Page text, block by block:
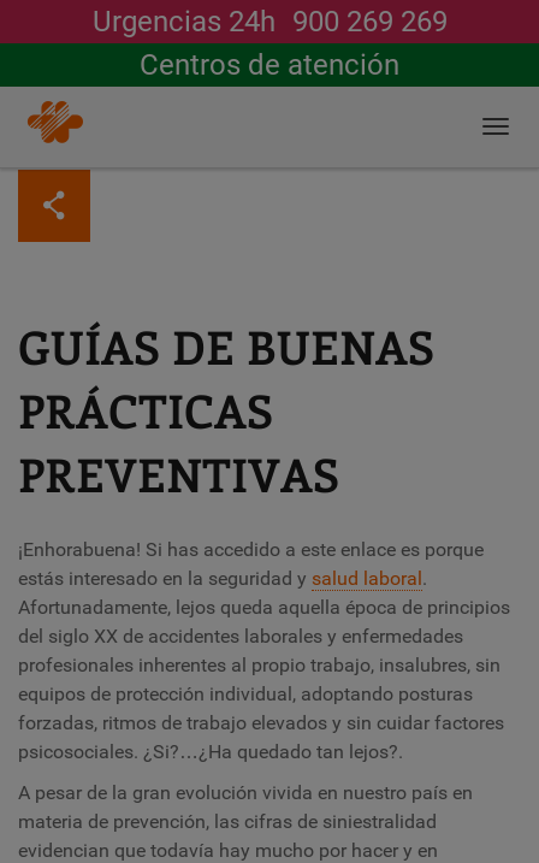
contenido
principal
Urgencias 24h 900 269 269
Centros de atención
Buscar
GUÍAS DE BUENAS
PRÁCTICAS
PREVENTIVAS
¡Enhorabuena! Si has accedido a este enlace es porque
estás interesado en la seguridad y salud laboral.
Afortunadamente, lejos queda aquella época de principios
del siglo XX de accidentes laborales y enfermedades
profesionales inherentes al propio trabajo, insalubres, sin
equipos de protección individual, adoptando posturas
forzadas, ritmos de trabajo elevados y sin cuidar factores
psicosociales. ¿Si?…¿Ha quedado tan lejos?.
A pesar de la gran evolución vivida en nuestro país en
materia de prevención, las cifras de siniestralidad
evidencian que todavía hay mucho por hacer y en